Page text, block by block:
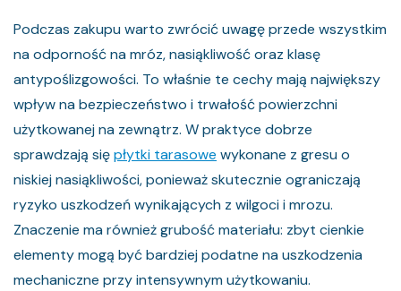
Podczas zakupu warto zwrócić uwagę przede wszystkim
na odporność na mróz, nasiąkliwość oraz klasę
antypoślizgowości. To właśnie te cechy mają największy
wpływ na bezpieczeństwo i trwałość powierzchni
użytkowanej na zewnątrz. W praktyce dobrze
sprawdzają siępłytki tarasowe wykonane z gresu o
niskiej nasiąkliwości, ponieważ skutecznie ograniczają
ryzyko uszkodzeń wynikających z wilgoci i mrozu.
Znaczenie ma również grubość materiału: zbyt cienkie
elementy mogą być bardziej podatne na uszkodzenia
mechaniczne przy intensywnym użytkowaniu.